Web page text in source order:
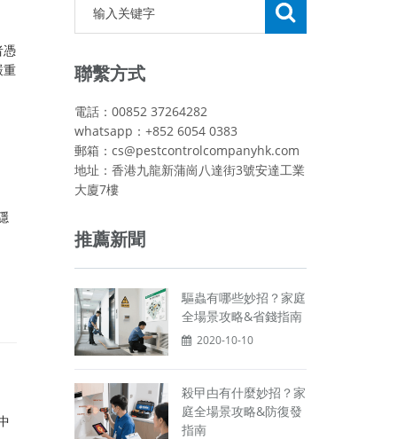
憑
重
聯繫方式
電話：00852 37264282
whatsapp：+852 6054 0383
郵箱：cs@pestcontrolcompanyhk.com
地址：香港九龍新蒲崗八達街3號安達工業
大廈7樓
推薦新聞
驅蟲有哪些妙招？家庭
全場景攻略&省錢指南
2020-10-10
殺曱甴有什麼妙招？家
庭全場景攻略&防復發
指南